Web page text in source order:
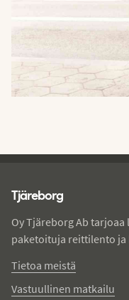
Tjäreborg
Oy Tjäreborg Ab
paketoituja reittilento ja
Tietoa meistä
Vastuullinen matkailu